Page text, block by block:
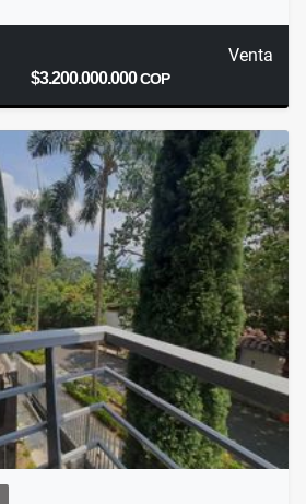
Venta
$3.200.000.000COP